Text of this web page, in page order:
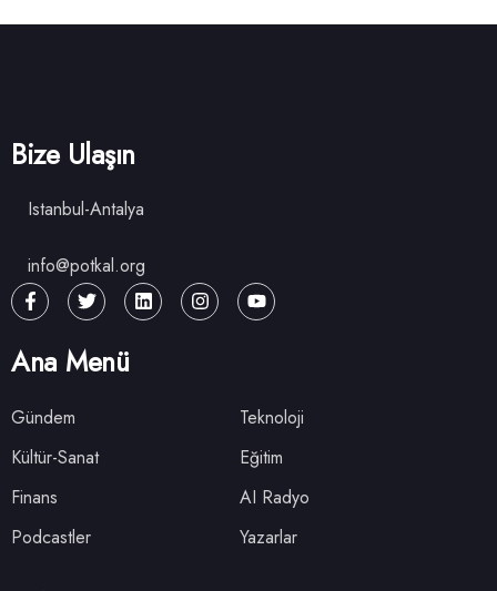
Bize Ulaşın
Istanbul-Antalya
info@potkal.org
Ana Menü
Gündem
Teknoloji
Kültür-Sanat
Eğitim
Finans
AI Radyo
Podcastler
Yazarlar